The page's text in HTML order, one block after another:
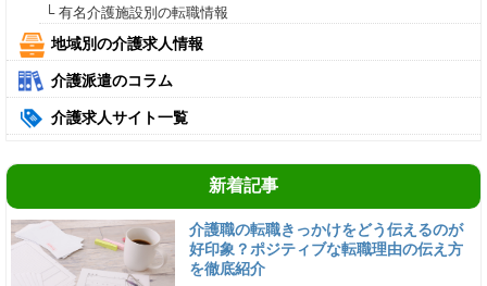
└ 有名介護施設別の転職情報
地域別の介護求人情報
介護派遣のコラム
介護求人サイト一覧
新着記事
介護職の転職きっかけをどう伝えるのが
好印象？ポジティブな転職理由の伝え方
を徹底紹介